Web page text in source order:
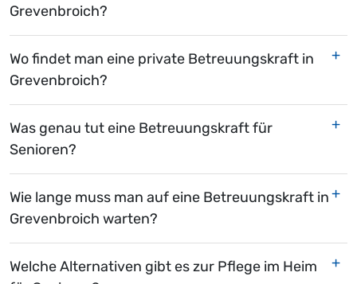
Grevenbroich?
Wo findet man eine private Betreuungskraft in
Grevenbroich?
Was genau tut eine Betreuungskraft für
Senioren?
Wie lange muss man auf eine Betreuungskraft in
Grevenbroich warten?
Welche Alternativen gibt es zur Pflege im Heim